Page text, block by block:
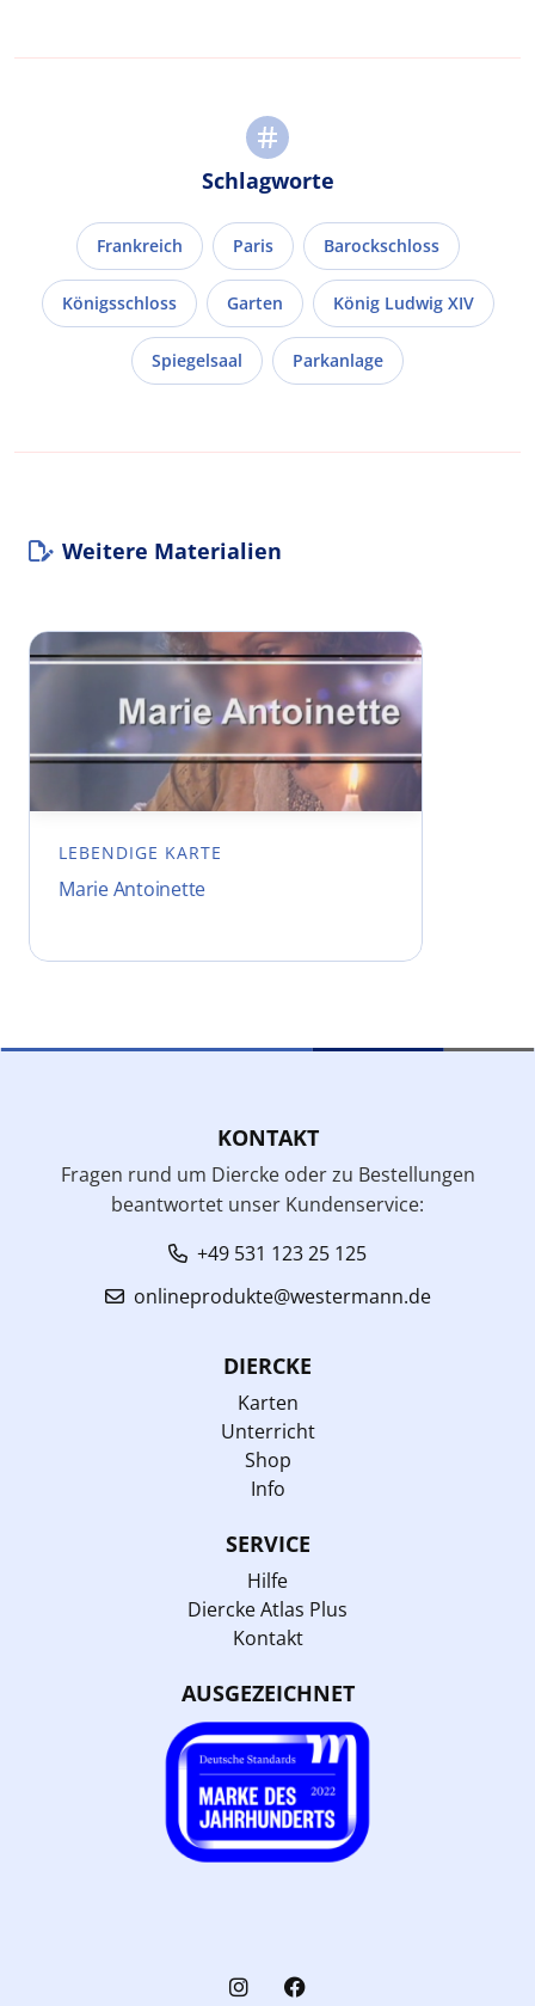
Schlagworte
Frankreich Paris Barockschloss
Königsschloss Garten König Ludwig XIV
Spiegelsaal Parkanlage
Weitere Materialien
LEBENDIGE KARTE
Marie Antoinette
KONTAKT
Fragen rund um Diercke oder zu Bestellungen
beantwortet unser Kundenservice:
+49 531 123 25 125
onlineprodukte@westermann.de
DIERCKE
Karten
Unterricht
Shop
Info
SERVICE
Hilfe
Diercke Atlas Plus
Kontakt
AUSGEZEICHNET